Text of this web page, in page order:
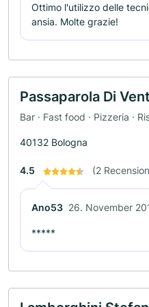
Ottimo l'utilizzo delle
ansia. Molte grazie!
Passaparola Di
Bar · Fast food · Pizzeria ·
40132 Bologna
4.5 (2
Ano53 26. November
*****